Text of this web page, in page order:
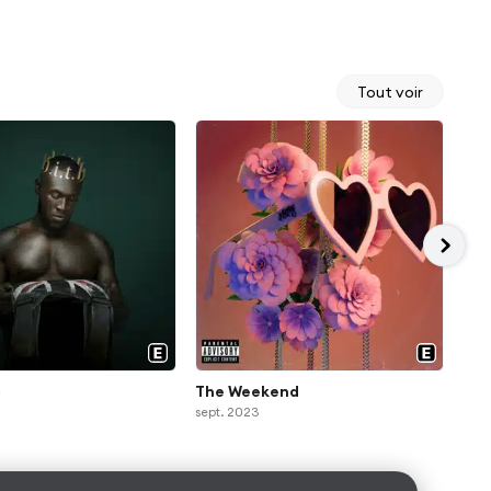
Tout voir
The Weekend
sept. 2023